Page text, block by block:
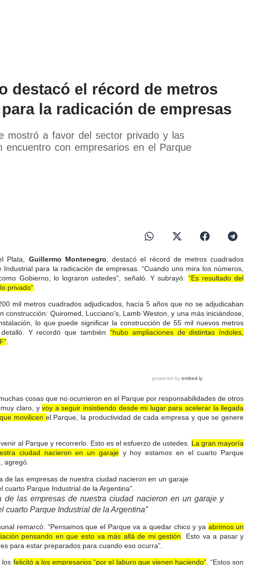
destacó el récord de metros
la radicación de empresas
mostró a favor del sector privado y las
encuentro con empresarios en el Parque
Plata, Guillermo Montenegro , destacó el récord de metros cuadrados
Industrial para la radicación de empresas. “Cuando uno mira los números,
Gobierno, lo lograron ustedes”, señaló. Y subrayó: “Es resultado del
privado”
mil metros cuadrados adjudicados, hacía 5 años que no se adjudicaban
construcción: Quiromed, Lucciano’s, Lamb Weston, y una más iniciándose,
lo que puede significar la construcción de 55 mil nuevos metros
detalló. Y recordó que también “hubo ampliaciones de distintas índoles,
.
cosas que no ocurrieron en el Parque por responsabilidades de otros
muy claro, yvoy a seguir insistiendo desde mi lugar para acelerar la llegada
movilicen el Parque , la productividad de cada empresa y que se genere
al Parque y recorrerlo. Esto es el esfuerzo de ustedes. La gran mayoría
ciudad nacieron en un garajey hoy estamos en el cuarto Parque
agregó.
de las empresas de nuestra ciudad nacieron en un garaje y
cuarto Parque Industrial de la Argentina”
remarcó: “Pensamos que el Parque va a quedar chico y ya abrimos un
pensando en que esto va más allá de mi gestión . Esto va a pasar y
para estar preparados para cuando eso ocurra”.
los felicitó a los empresarios “por el laburo que vienen haciendo”. “Estos son